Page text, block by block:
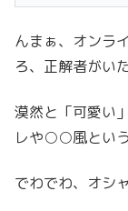
んまぁ、オンラ
ろ、正解者がい
漠然と「可愛い
レや○○風という
でわでわ、オシ